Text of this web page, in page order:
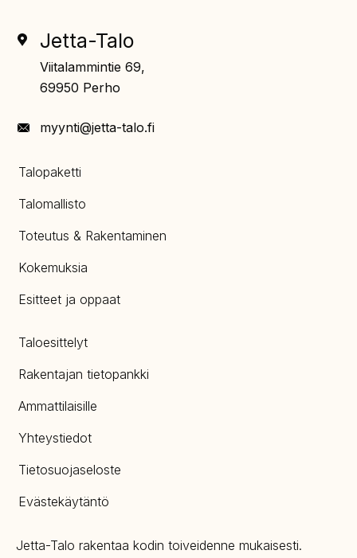
Jetta-Talo
Viitalammintie 69,
69950 Perho
myynti@jetta-talo.fi
Talopaketti
Talomallisto
Toteutus & Rakentaminen
Kokemuksia
Esitteet ja oppaat
Taloesittelyt
Rakentajan tietopankki
Ammattilaisille
Yhteystiedot
Tietosuojaseloste
Evästekäytäntö
Jetta-Talo rakentaa kodin toiveidenne mukaisesti.